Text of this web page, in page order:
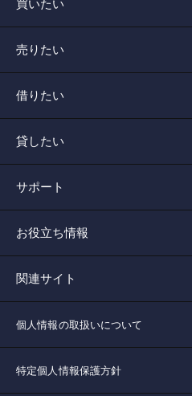
買いたい
売りたい
借りたい
貸したい
サポート
お役立ち情報
関連サイト
個人情報の取扱いについて
特定個人情報保護方針